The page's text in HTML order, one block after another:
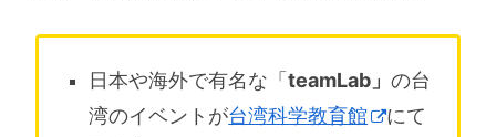
日本や海外で有名な「teamLab」の台
湾のイベントが台湾科学教育館
にて